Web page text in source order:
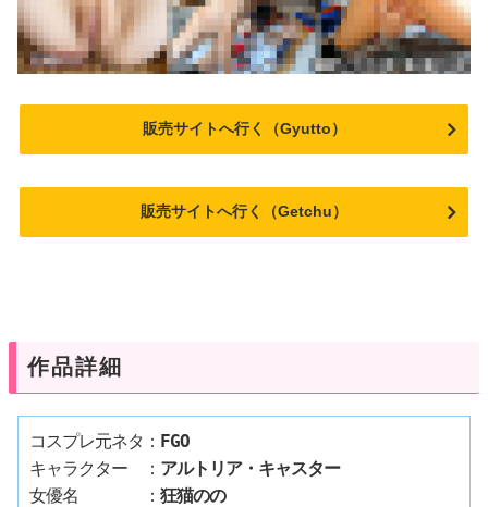
販売サイトへ行く（Gyutto）
販売サイトへ行く（Getchu）
作品詳細
コスプレ元ネタ： FGO
キャラクター　： アルトリア・キャスター
女優名　　　　： 狂猫のの